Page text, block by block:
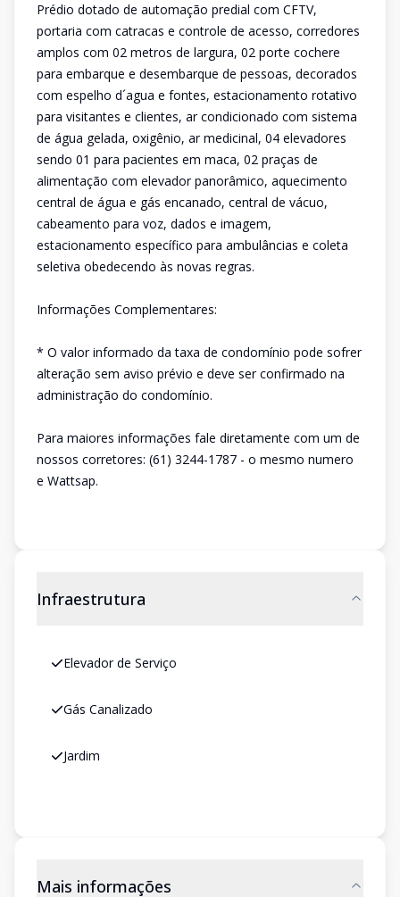
Prédio dotado de automação predial com CFTV,
portaria com catracas e controle de acesso, corredores
amplos com 02 metros de largura, 02 porte cochere
para embarque e desembarque de pessoas, decorados
com espelho d´agua e fontes, estacionamento rotativo
para visitantes e clientes, ar condicionado com sistema
de água gelada, oxigênio, ar medicinal, 04 elevadores
sendo 01 para pacientes em maca, 02 praças de
alimentação com elevador panorâmico, aquecimento
central de água e gás encanado, central de vácuo,
cabeamento para voz, dados e imagem,
estacionamento específico para ambulâncias e coleta
seletiva obedecendo às novas regras.
Informações Complementares:
* O valor informado da taxa de condomínio pode sofrer
alteração sem aviso prévio e deve ser confirmado na
administração do condomínio.
Para maiores informações fale diretamente com um de
nossos corretores: (61) 3244-1787 - o mesmo numero
e Wattsap.
Infraestrutura
Elevador de Serviço
Gás Canalizado
Jardim
Mais informações